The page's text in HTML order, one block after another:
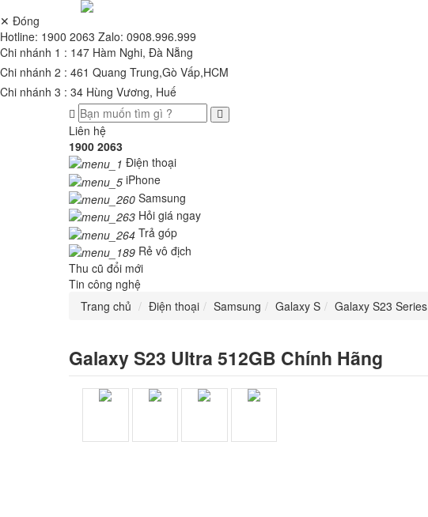
✕ Đóng
Hotline: 1900 2063 Zalo: 0908.996.999
Chi nhánh 1 : 147 Hàm Nghi, Đà Nẵng
Chi nhánh 2 : 461 Quang Trung,Gò Vấp,HCM
Chi nhánh 3 : 34 Hùng Vương, Huế
Liên hệ
1900 2063
Điện thoại
iPhone
Samsung
Hỏi giá ngay
Trả góp
Rẻ vô địch
Thu cũ đổi mới
Tin công nghệ
Trang chủ
Điện thoại Samsung Galaxy S Galaxy S23 Series
Galaxy S23 Ultra 512GB Chính Hãng